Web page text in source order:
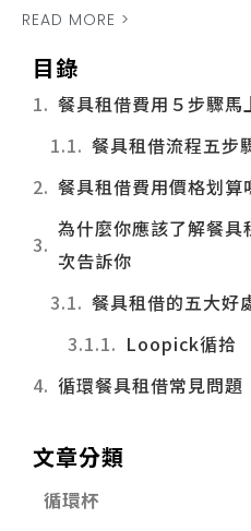
READ MORE >
目錄
餐具租借費用５步驟馬
餐具租借流程五步
餐具租借費用價格划算
為什麼你應該了解餐
次告訴你
餐具租借的五大好
Loopick循拾
循環餐具租借常見問題
文章分類
循環杯